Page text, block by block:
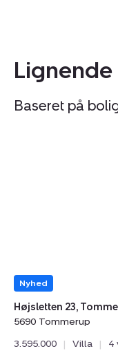
Baseret på
Nyhed
Højsletten 23,
5690 Tommerup
3.595.000
| Villa | 4